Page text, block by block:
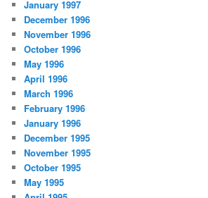
January 1997
December 1996
November 1996
October 1996
May 1996
April 1996
March 1996
February 1996
January 1996
December 1995
November 1995
October 1995
May 1995